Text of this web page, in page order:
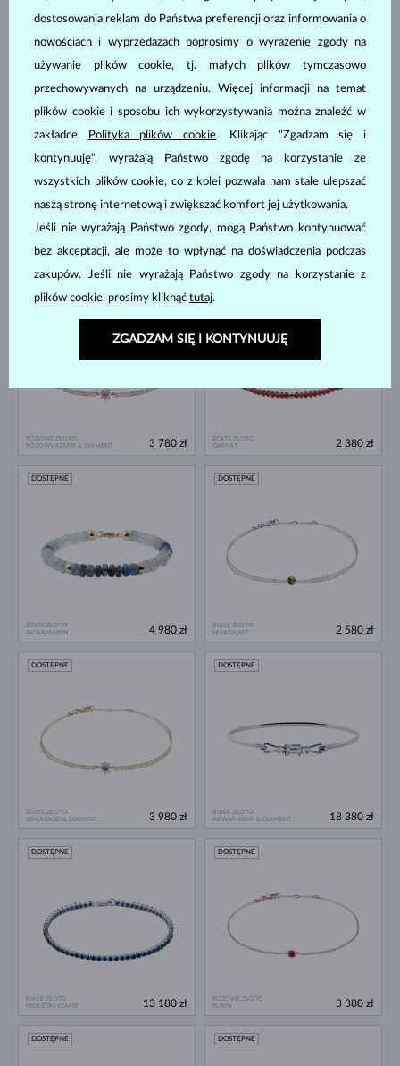
RÓŻOWE ZŁOTO
MORGANIT & DIAMENT
18 380 zł
ŻÓŁTE ZŁOTO
NIEBIESKI SZAFIR
2 980 zł
ŻÓŁTE ZŁOTO
DOSTĘPNE
2 780 zł
BIAŁE ZŁOTO
TOPAZ
2 580 zł
RÓŻOWE ZŁOTO
RÓŻOWY SZAFIR & DIAMENT
DOSTĘPNE
3 780 zł
ŻÓŁTE ZŁOTO
GRANAT
2 380 zł
ŻÓŁTE ZŁOTO
AKWAMARYN
DOSTĘPNE
4 980 zł
BIAŁE ZŁOTO
MOŁDAWIT
DOSTĘPNE
2 580 zł
ŻÓŁTE ZŁOTO
SZMARAGD & DIAMENT
DOSTĘPNE
3 980 zł
BIAŁE ZŁOTO
AKWAMARYN & DIAMENT
DOSTĘPNE
18 380 zł
BIAŁE ZŁOTO
NIEBIESKI SZAFIR
DOSTĘPNE
13 180 zł
RÓŻOWE ZŁOTO
RUBIN
DOSTĘPNE
3 380 zł
DOSTĘPNE DOSTĘPNE
dostosowania reklam do Państwa preferencji oraz informowania o
nowościach i wyprzedażach poprosimy o wyrażenie zgody na
używanie plików cookie, tj. małych plików tymczasowo
przechowywanych na urządzeniu. Więcej informacji na temat
plików cookie i sposobu ich wykorzystywania można znaleźć w
zakładce
Polityka plików cookie. Klikając "Zgadzam się i
kontynuuję", wyrażają Państwo zgodę na korzystanie ze
wszystkich plików cookie, co z kolei pozwala nam stale ulepszać
naszą stronę internetową i zwiększać komfort jej użytkowania.
Jeśli nie wyrażają Państwo zgody, mogą Państwo kontynuować
bez akceptacji, ale może to wpłynąć na doświadczenia podczas
zakupów. Jeśli nie wyrażają Państwo zgody na korzystanie z
plików cookie, prosimy kliknąć tutaj.
ZGADZAM SIĘ I KONTYNUUJĘ